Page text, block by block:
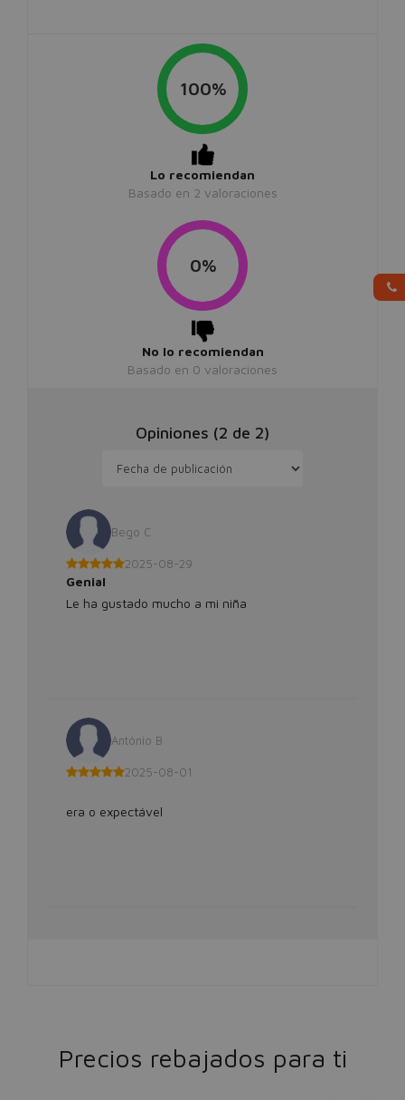
100%
Lo recomiendan
Basado en 2 valoraciones
0%
No lo recomiendan
Basado en 0 valoraciones
Opiniones (2 de 2)
Bego C
2025-08-29
Genial
Le ha gustado mucho a mi niña
António B
2025-08-01
era o expectável
Precios rebajados para ti